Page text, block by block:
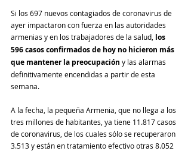
Si los 697 nuevos contagiados de coronavirus de
ayer impactaron con fuerza en las autoridades
armenias y en los trabajadores de la salud, los
596 casos confirmados de hoy no hicieron más
que mantener la preocupación y las alarmas
definitivamente encendidas a partir de esta
semana.
A la fecha, la pequeña Armenia, que no llega a los
tres millones de habitantes, ya tiene 11.817 casos
de coronavirus, de los cuales sólo se recuperaron
3.513 y están en tratamiento efectivo otras 8.052